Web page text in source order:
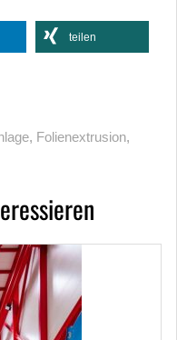
teilen
, Folienextrusion,